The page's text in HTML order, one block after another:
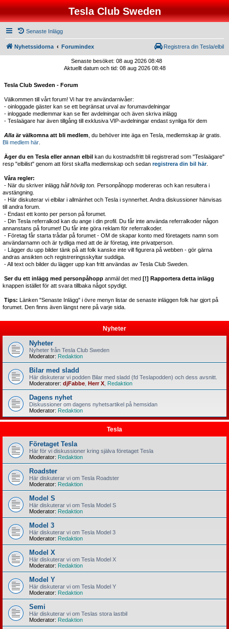
Tesla Club Sweden
Senaste Inlägg
Nyhetssidorna Forumindex Registrera din Tesla/elbil
Senaste besöket: 08 aug 2026 08:48
Aktuellt datum och tid: 08 aug 2026 08:48
Tesla Club Sweden - Forum
Välkommen till vårt forum! Vi har tre användarnivåer:
- oinloggade gäster kan se ett begränsat urval av forumavdelningar
- inloggade medlemmar kan se fler avdelningar och även skriva inlägg
- Teslaägare har även tillgång till exklusiva VIP-avdelningar endast synliga för dem
Alla är välkomna att bli medlem , du behöver inte äga en Tesla, medlemskap är gratis.
Bli medlem här
Äger du en Tesla eller annan elbil kan du kostnadsfritt bli registrerad som "Teslaägare"
resp "elbilist" genom att först skaffa medlemskap och sedan registrera din bil här.
Våra regler:
- När du skriver inlägg håll hövlig ton. Personpåhopp modereras och kan resultera i
avstängning.
- Här diskuterar vi elbilar i allmänhet och Tesla i synnerhet. Andra diskussioner hänvisas
till andra forum.
- Endast ett konto per person på forumet.
- Din Tesla referralkod kan du ange i din profil. Du får inte använda referralkoder någon
annanstans på forumet! Du får inte göra reklam för referralkoder.
- Företag får starta trådar på forumet - OM de skapar konto med företagets namn som
användarnamn och är tydliga med att de är företag, inte privatperson.
- Lägger du upp bilder tänk på att folk kanske inte vill figurera på webben - gör gärna
andras ansikten och registreringsskyltar suddiga.
- All text och bilder du lägger upp kan fritt användas av Tesla Club Sweden.
Ser du ett inlägg med personpåhopp anmäl det med [!] Rapportera detta inlägg
knappen istället för att svara tillbaka något spydigt.
Tips: Länken "Senaste Inlägg" i övre menyn listar de senaste inläggen folk har gjort på
forumet. Den finns även längst nere på varje sida.
Nyheter
Nyheter
Nyheter från Tesla Club Sweden
Moderator: Redaktion
Bilar med sladd
Här diskuterar vi podden Bilar med sladd (fd Teslapodden) och dess avsnitt.
Moderatorer: djFabbe Herr X Redaktion
Dagens nyhet
Diskussioner om dagens nyhetsartikel på hemsidan
Moderator: Redaktion
Tesla
Företaget Tesla
Här för vi diskussioner kring själva företaget Tesla
Moderator: Redaktion
Roadster
Här diskuterar vi om Tesla Roadster
Moderator: Redaktion
Model S
Här diskuterar vi om Tesla Model S
Moderator: Redaktion
Model 3
Här diskuterar vi om Tesla Model 3
Moderator: Redaktion
Model X
Här diskuterar vi om Tesla Model X
Moderator: Redaktion
Model Y
Här diskuterar vi om Tesla Model Y
Moderator: Redaktion
Semi
Här diskuterar vi om Teslas stora lastbil
Moderator: Redaktion